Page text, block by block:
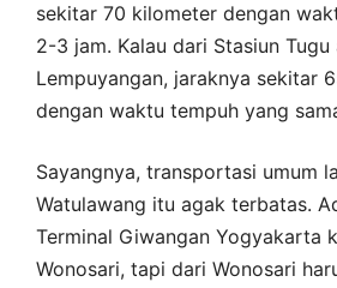
sekitar 70 kilometer dengan
2-3 jam. Kalau dari Stasiun Tugu
Lempuyangan, jaraknya sekitar
dengan waktu tempuh yang
Sayangnya, transportasi umum
Watulawang itu agak terbatas.
Terminal Giwangan Yogyakarta
Wonosari, tapi dari Wonosari